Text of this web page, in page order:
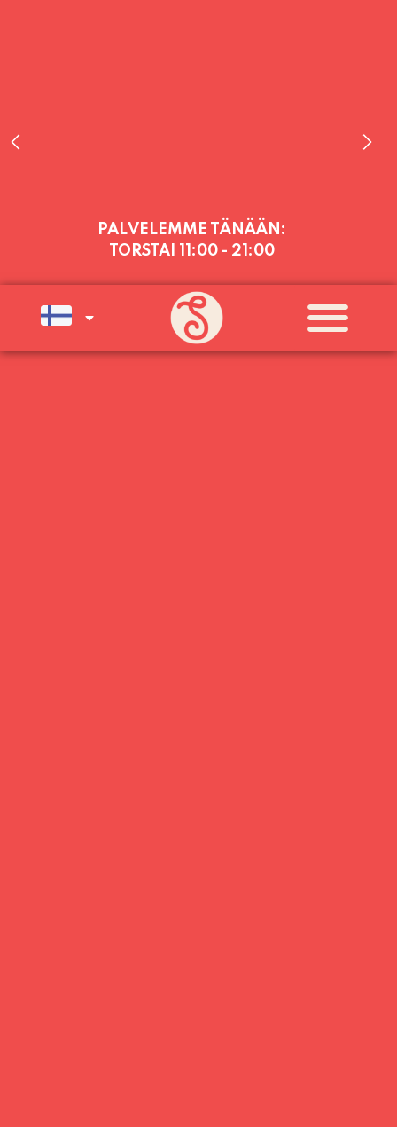
PALVELEMME TÄNÄÄN:
TORSTAI 11:00 - 21:00
PALVELEMME PÄIVITTÄIN (MA-SU
KLO 11-21) SUNNUNTAIHIN 16.8.
SAAKKA JONKA JÄLKEEN OLEMME
AVOINNA VIIKONLOPPUISIN (PE-